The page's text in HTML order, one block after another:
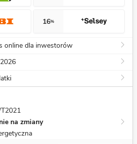
16%
online dla inwestorów
na zmiany